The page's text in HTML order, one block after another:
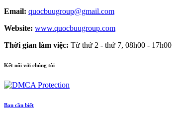
Email: quocbuugroup@gmail.com
Website: www.quocbuugroup.com
Thời gian làm việc: Từ thứ 2 - thứ 7, 08h00 - 17h00
Kết nối với chúng tôi
Bạn cần biết